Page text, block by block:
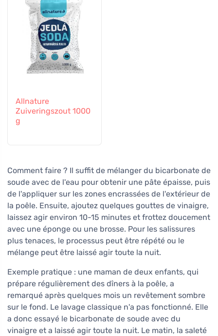
Allnature
Zuiveringszout 1000
g
Comment faire ? Il suffit de mélanger du bicarbonate de
soude avec de l'eau pour obtenir une pâte épaisse, puis
de l'appliquer sur les zones encrassées de l'extérieur de
la poêle. Ensuite, ajoutez quelques gouttes de vinaigre,
laissez agir environ 10-15 minutes et frottez doucement
avec une éponge ou une brosse. Pour les salissures
plus tenaces, le processus peut être répété ou le
mélange peut être laissé agir toute la nuit.
Exemple pratique : une maman de deux enfants, qui
prépare régulièrement des dîners à la poêle, a
remarqué après quelques mois un revêtement sombre
sur le fond. Le lavage classique n'a pas fonctionné. Elle
a donc essayé le bicarbonate de soude avec du
vinaigre et a laissé agir toute la nuit. Le matin, la saleté